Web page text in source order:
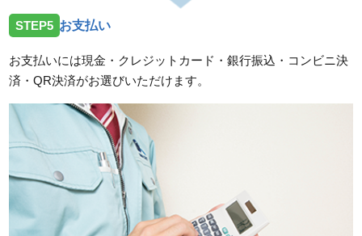
STEP5 お支払い
お支払いには現金・クレジットカード・銀行振込・コンビニ決
済・QR決済がお選びいただけます。